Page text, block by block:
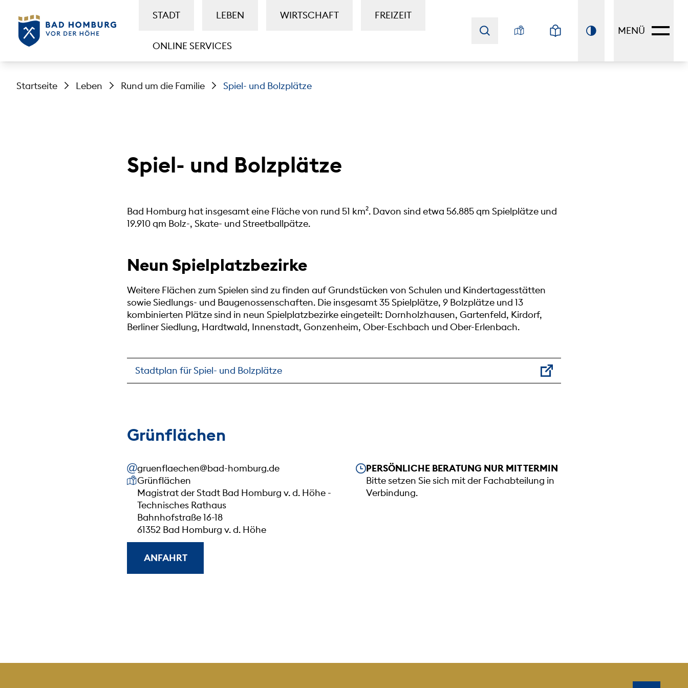
STADT LEBEN WIRTSCHAFT FREIZEIT
ONLINE SERVICES
MENÜ
Startseite Leben Rund um die Familie Spiel- und Bolzplätze
Spiel- und Bolzplätze
Bad Homburg hat insgesamt eine Fläche von rund 51 km². Davon sind etwa 56.885 qm Spielplätze und
19.910 qm Bolz-, Skate- und Streetballpätze.
Neun Spielplatzbezirke
Weitere Flächen zum Spielen sind zu finden auf Grundstücken von Schulen und Kindertagesstätten
sowie Siedlungs- und Baugenossenschaften. Die insgesamt 35 Spielplätze, 9 Bolzplätze und 13
kombinierten Plätze sind in neun Spielplatzbezirke eingeteilt: Dornholzhausen, Gartenfeld, Kirdorf,
Berliner Siedlung, Hardtwald, Innenstadt, Gonzenheim, Ober-Eschbach und Ober-Erlenbach.
Stadtplan für Spiel- und Bolzplätze
Grünflächen
gruenflaechen@bad-homburg.de
Unsere Anschrift
Grünflächen
Magistrat der Stadt Bad Homburg v. d. Höhe -
Technisches Rathaus
Bahnhofstraße 16-18
61352 Bad Homburg v. d. Höhe
ANFAHRT
Unsere Öffnungszeiten
PERSÖNLICHE BERATUNG NUR MIT TERMIN
Bitte setzen Sie sich mit der Fachabteilung in
Verbindung.